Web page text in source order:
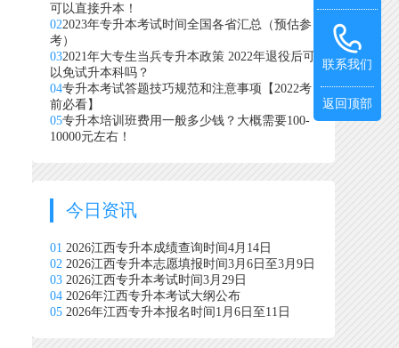
可以直接升本！
022023年专升本考试时间全国各省汇总（预估参
考）
032021年大专生当兵专升本政策 2022年退役后可
以免试升本科吗？
04专升本考试答题技巧规范和注意事项【2022考
前必看】
05专升本培训班费用一般多少钱？大概需要100-
10000元左右！
今日资讯
01 2026江西专升本成绩查询时间4月14日
02 2026江西专升本志愿填报时间3月6日至3月9日
03 2026江西专升本考试时间3月29日
04 2026年江西专升本考试大纲公布
05 2026年江西专升本报名时间1月6日至11日
联系我们
返回顶部